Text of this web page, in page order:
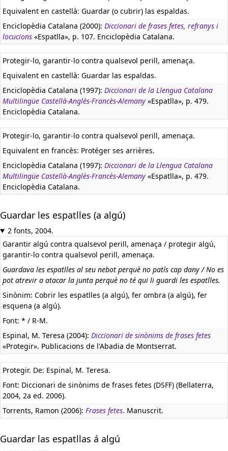
Equivalent en castellà: Guardar (o cubrir) las espaldas.
Enciclopèdia Catalana (2000): Diccionari de frases fetes, refranys i
locucions «Espatlla», p. 107. Enciclopèdia Catalana.
Protegir-lo, garantir-lo contra qualsevol perill, amenaça.
Equivalent en castellà: Guardar las espaldas.
Enciclopèdia Catalana (1997): Diccionari de la Llengua Catalana
Multilingüe Castellà-Anglès-Francès-Alemany «Espatlla», p. 479.
Enciclopèdia Catalana.
Protegir-lo, garantir-lo contra qualsevol perill, amenaça.
Equivalent en francès: Protéger ses arrières.
Enciclopèdia Catalana (1997): Diccionari de la Llengua Catalana
Multilingüe Castellà-Anglès-Francès-Alemany «Espatlla», p. 479.
Enciclopèdia Catalana.
Guardar les espatlles (a algú)
2 fonts, 2004.
Garantir algú contra qualsevol perill, amenaça / protegir algú,
garantir-lo contra qualsevol perill, amenaça.
Guardava les espatlles al seu nebot perquè no patís cap dany / No es
pot atrevir a atacar la junta perquè no té qui li guardi les espatlles.
Sinònim: Cobrir les espatlles (a algú), fer ombra (a algú), fer
esquena (a algú).
Font: * / R-M.
Espinal, M. Teresa (2004): Diccionari de sinònims de frases fetes
«Protegir». Publicacions de l'Abadia de Montserrat.
Protegir. De: Espinal, M. Teresa.
Font: Diccionari de sinònims de frases fetes (DSFF) (Bellaterra,
2004, 2a ed. 2006).
Torrents, Ramon (2006): Frases fetes. Manuscrit.
Guardar las espatllas á algú